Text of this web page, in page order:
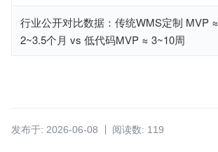
行业公开对比数据：传统WMS定制 MVP ≈
2~3.5个月 vs 低代码MVP ≈ 3~10周
发布于: 2026-06-08 阅读数: 119